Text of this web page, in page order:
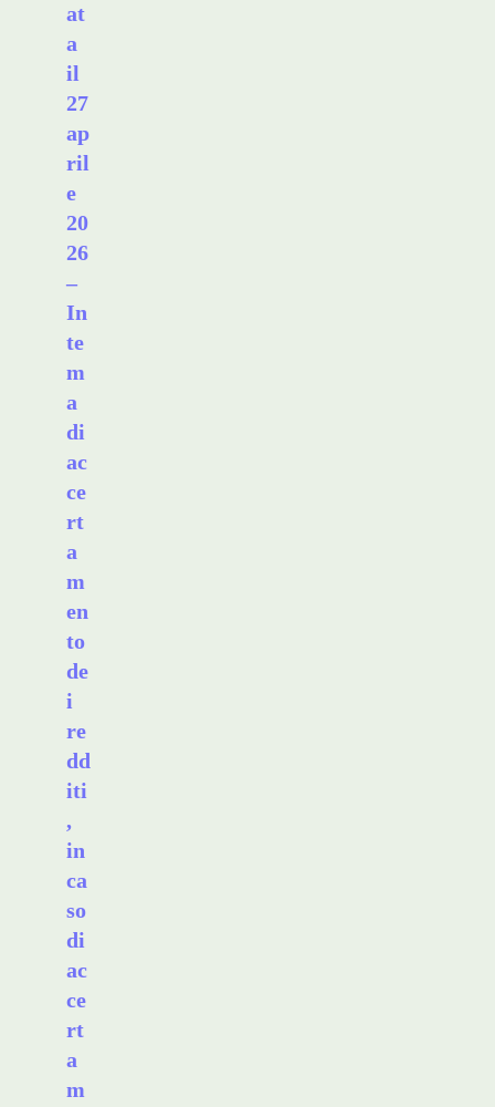
at
a
il
27
ap
ril
e
20
26
–
In
te
m
a
di
ac
ce
rt
a
m
en
to
de
i
re
dd
iti
,
in
ca
so
di
ac
ce
rt
a
m